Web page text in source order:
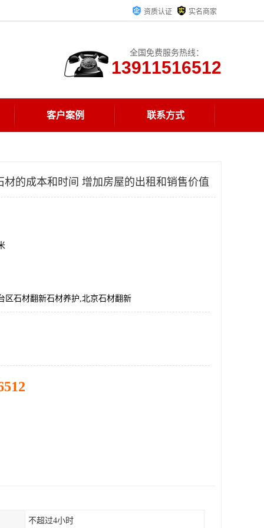
资质认证 实名商家
全国免费服务热线：
13911516512
客户案例 联系方式
材的成本和时间 增加房屋的出租和销售价值
区石材翻新石材养护,北京石材翻新
不超过4小时